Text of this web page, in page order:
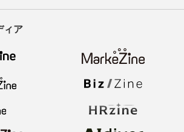
ィア